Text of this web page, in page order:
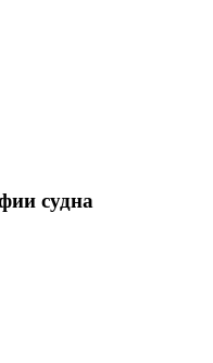
судна